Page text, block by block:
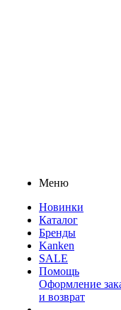
Меню
Новинки
Каталог
Бренды
Kanken
SALE
Помощь
Оформление
и возврат